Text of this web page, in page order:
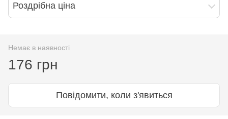
Роздрібна ціна
Немає в наявності
176 грн
Повідомити, коли з'явиться